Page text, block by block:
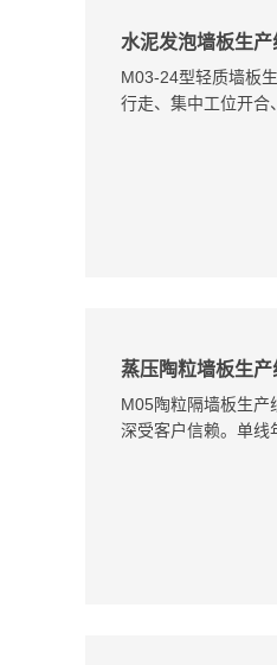
水泥发泡墙板生产
M03-24型轻质墙板
行走、集中工位开合
蒸压陶粒墙板生产
M05陶粒隔墙板生产
深受客户信赖。单线